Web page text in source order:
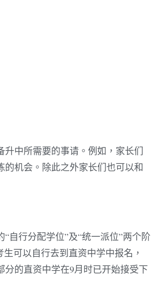
中所需要的事请。例如，家长们
机会。除此之外家长们也可以和
自行分配学位”及“统一派位”两个阶
可以自行去到直资中学中报名，
的直资中学在9月时已开始接受下